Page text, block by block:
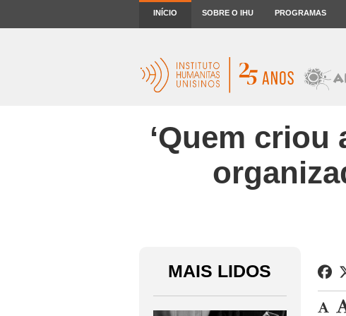
INÍCIO SOBRE O IHU PROGRAMAS
‘Quem criou
MAIS LIDOS